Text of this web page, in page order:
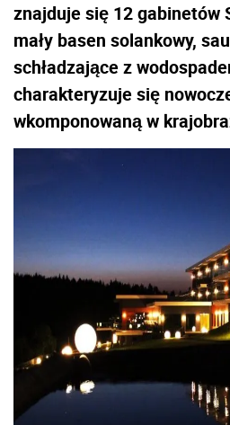
znajduje się 12 gabinetów
mały basen solankowy,
schładzające z
charakteryzuje się
wkomponowaną w